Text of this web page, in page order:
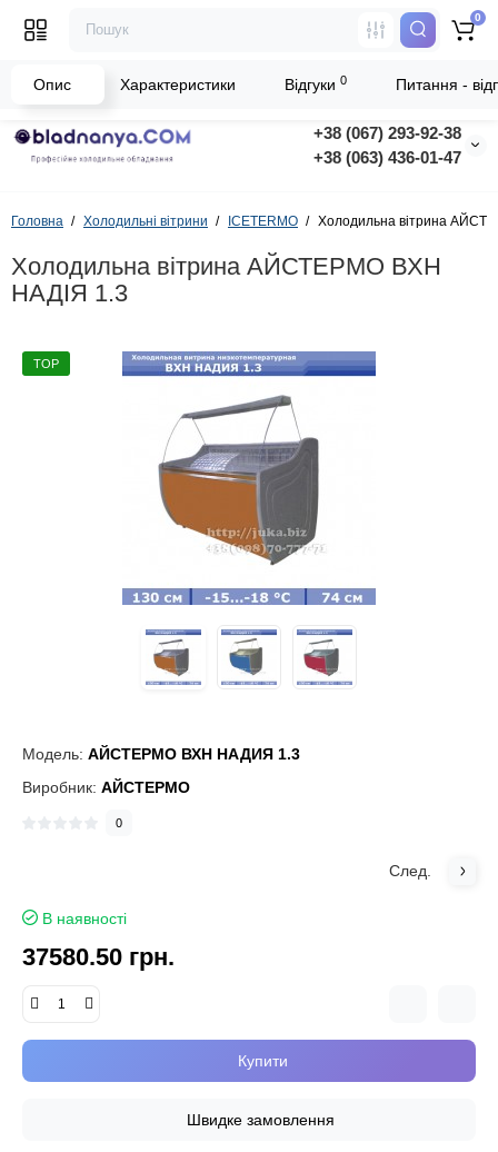
+38 (067) 293-92-38
+38 (063) 436-01-47
0
Головна Холодильні вітрини ICETERMO Холодильна вітрина
Холодильна вітрина АЙСТЕРМО ВХН
НАДІЯ 1.3
TOP
Модель: АЙСТЕРМО ВХН НАДИЯ 1.3
Виробник: АЙСТЕРМО
0
След.
В наявності
37580.50 грн.
Купити
Швидке замовлення
Опис Характеристики Відгуки 0 Питання -